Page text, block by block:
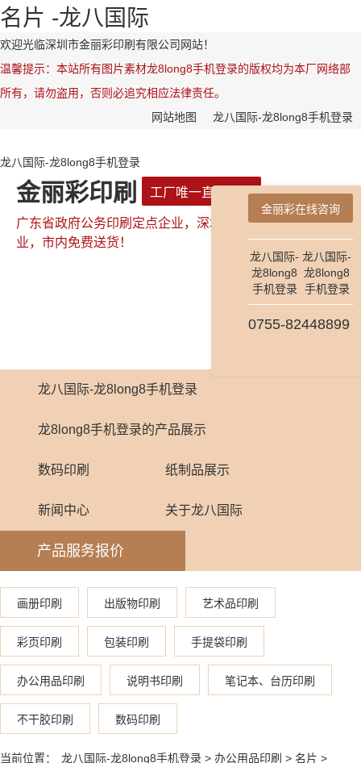
名片 -龙八国际
欢迎光临深圳市金丽彩印刷有限公司网站！
温馨提示：本站所有图片素材龙8long8手机登录的版权均为本厂网络部
所有，请勿盗用，否则必追究相应法律责任。
网站地图
龙八国际-龙8long8手机登录
龙八国际-龙8long8手机登录
金丽彩印刷 工厂唯一直属网站
广东省政府公务印刷定点企业，深圳市政府公务印刷定点企
业，市内免费送货！
0755-82448899
龙八国际-龙8long8手机登录
龙8long8手机登录的产品展示
数码印刷 纸制品展示
新闻中心 关于龙八国际
产品服务报价
画册印刷 出版物印刷 艺术品印刷
彩页印刷 包装印刷 手提袋印刷
办公用品印刷 说明书印刷 笔记本、台历印刷
不干胶印刷 数码印刷
当前位置： 龙八国际-龙8long8手机登录 > 办公用品印刷 > 名片 >
金丽彩在线咨询
龙八国际-
龙8long8
手机登录
龙八国际-
龙8long8
手机登录
0755-82448899